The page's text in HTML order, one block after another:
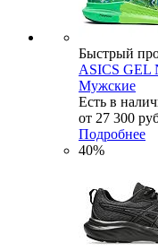
Быстрый
ASICS GEL
Мужские
Есть в
от 27 300
Подробнее
40%